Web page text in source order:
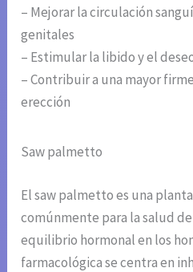
– Mejorar la circulación
genitales
– Estimular la libido y el
– Contribuir a una mayor
erección
Saw palmetto
El saw palmetto es una
comúnmente para la salud
equilibrio hormonal en los
farmacológica se centra en